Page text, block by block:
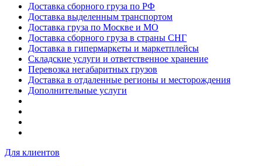
Доставка сборного груза по РФ
Доставка выделенным транспортом
Доставка груза по Москве и МО
Доставка сборного груза в страны СНГ
Доставка в гипермаркеты и маркетплейсы
Складские услуги и ответственное хранение
Перевозка негабаритных грузов
Доставка в отдаленные регионы и месторождения
Дополнительные услуги
Для клиентов